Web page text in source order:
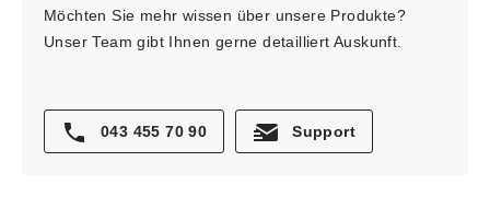
Möchten Sie mehr wissen über unsere Produkte?
Unser Team gibt Ihnen gerne detailliert Auskunft.
043 455 70 90 Support